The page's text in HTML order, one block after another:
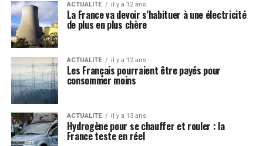
ACTUALITE il y a 12 ans
La France va devoir s’habituer à une électricité
de plus en plus chère
ACTUALITE il y a 12 ans
Les Français pourraient être payés pour
consommer moins
ACTUALITE il y a 13 ans
Hydrogène pour se chauffer et rouler : la
France teste en réel